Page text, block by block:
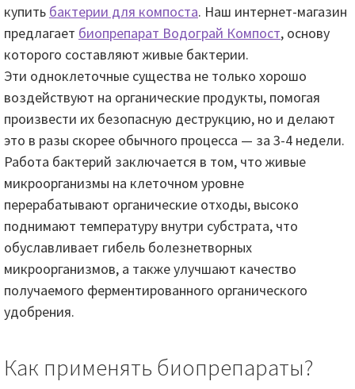
купить бактерии для компоста. Наш интернет-магазин
предлагает биопрепарат Водограй Компост, основу
которого составляют живые бактерии.
Эти одноклеточные существа не только хорошо
воздействуют на органические продукты, помогая
произвести их безопасную деструкцию, но и делают
это в разы скорее обычного процесса — за 3-4 недели.
Работа бактерий заключается в том, что живые
микроорганизмы на клеточном уровне
перерабатывают органические отходы, высоко
поднимают температуру внутри субстрата, что
обуславливает гибель болезнетворных
микроорганизмов, а также улучшают качество
получаемого ферментированного органического
удобрения.
Как применять биопрепараты?